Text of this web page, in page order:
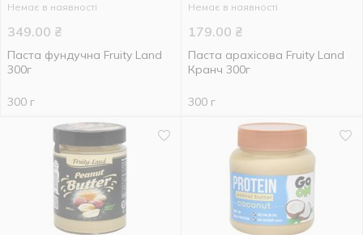
Немає в наявності
349.00 ₴
Паста фундучна Fruity Land
300г
300 г
Немає в наявності
179.00 ₴
Паста арахісова Fruity Land
Кранч 300г
300 г